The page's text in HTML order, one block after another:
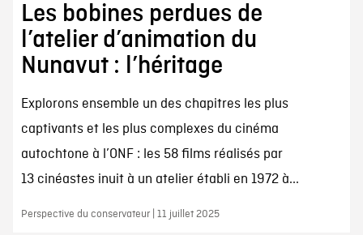
Les bobines perdues de
l’atelier d’animation du
Nunavut : l’héritage
Explorons ensemble un des chapitres les plus
captivants et les plus complexes du cinéma
autochtone à l’ONF : les 58 films réalisés par
13 cinéastes inuit à un atelier établi en 1972 à...
Perspective du conservateur | 11 juillet 2025